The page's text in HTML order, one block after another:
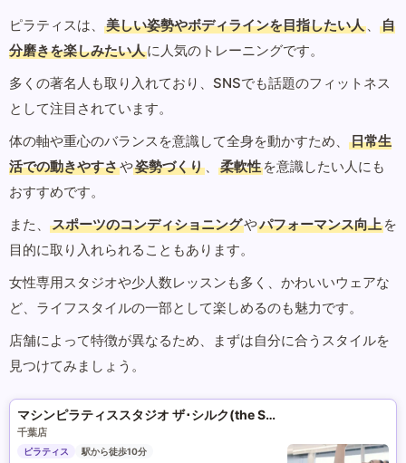
ピラティスは、 美しい姿勢やボディラインを目指したい人 、
自
分磨きを楽しみたい人に人気のトレーニングです。
多くの著名人も取り入れており、SNSでも話題のフィットネス
として注目されています。
体の軸や重心のバランスを意識して全身を動かすため、
日常生
活での動きやすさや姿勢づくり 、 柔軟性 を意識したい人にも
おすすめです。
また、
スポーツのコンディショニングやパフォーマンス向上 を
目的に取り入れられることもあります。
女性専用スタジオや少人数レッスンも多く、かわいいウェアな
ど、ライフスタイルの一部として楽しめるのも魅力です。
店舗によって特徴が異なるため、まずは自分に合うスタイルを
見つけてみましょう。
マシンピラティススタジオ ザ･シルク(the SILK)
千葉店
ピラティス
駅から徒歩10分